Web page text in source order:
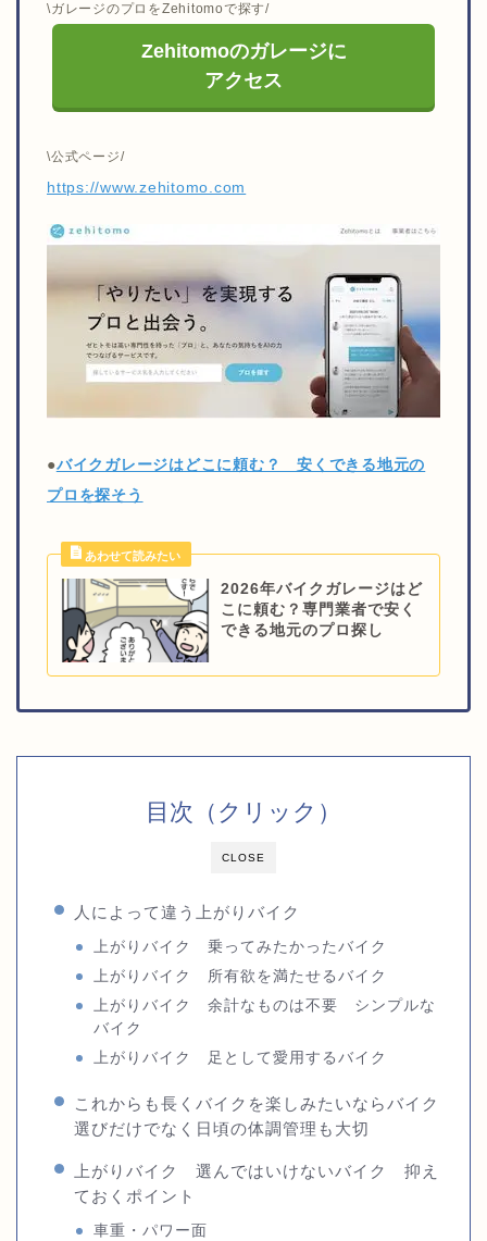
\ガレージのプロをZehitomoで探す/
Zehitomoのガレージに
アクセス
\公式ページ/
https://www.zehitomo.com
●バイクガレージはどこに頼む？ 安くできる地元の
プロを探そう
2026年バイクガレージはど
こに頼む？専門業者で安く
できる地元のプロ探し
CLOSE
目次（クリック）
人によって違う上がりバイク
上がりバイク 乗ってみたかったバイク
上がりバイク 所有欲を満たせるバイク
上がりバイク 余計なものは不要 シンプルな
バイク
上がりバイク 足として愛用するバイク
これからも長くバイクを楽しみたいならバイク
選びだけでなく日頃の体調管理も大切
上がりバイク 選んではいけないバイク 抑え
ておくポイント
車重・パワー面